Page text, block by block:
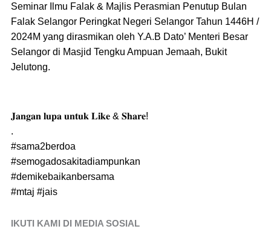
Seminar Ilmu Falak & Majlis Perasmian Penutup Bulan
Falak Selangor Peringkat Negeri Selangor Tahun 1446H /
2024M yang dirasmikan oleh Y.A.B Dato’ Menteri Besar
Selangor di Masjid Tengku Ampuan Jemaah, Bukit
Jelutong.
𝐉𝐚𝐧𝐠𝐚𝐧 𝐥𝐮𝐩𝐚 𝐮𝐧𝐭𝐮𝐤 𝐋𝐢𝐤𝐞 & 𝐒𝐡𝐚𝐫𝐞!
.
#sama2berdoa
#semogadosakitadiampunkan
#demikebaikanbersama
#mtaj #jais
IKUTI KAMI DI MEDIA SOSIAL